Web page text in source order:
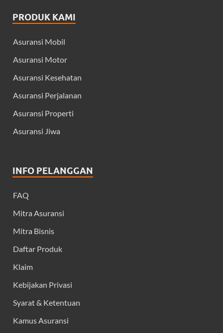
PRODUK KAMI
Asuransi Mobil
Asuransi Motor
Asuransi Kesehatan
Asuransi Perjalanan
Asuransi Properti
Asuransi Jiwa
INFO PELANGGAN
FAQ
Mitra Asuransi
Mitra Bisnis
Daftar Produk
Klaim
Kebijakan Privasi
Syarat & Ketentuan
Kamus Asuransi